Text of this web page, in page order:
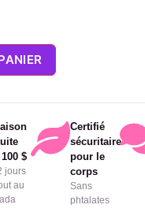
$
jours
au
Certifié
sécuritaire
pour le
corps
Sans
phtalates